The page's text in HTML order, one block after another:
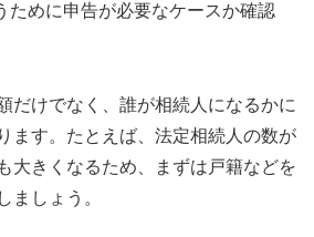
ために申告が必要なケースか確認
だけでなく、誰が相続人になるかに
ます。たとえば、法定相続人の数が
大きくなるため、まずは戸籍などを
ましょう。